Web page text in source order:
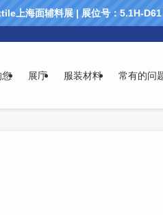
上海面辅料展 | 展位号：5.1H-
您 展庁 服装材料 常有的问